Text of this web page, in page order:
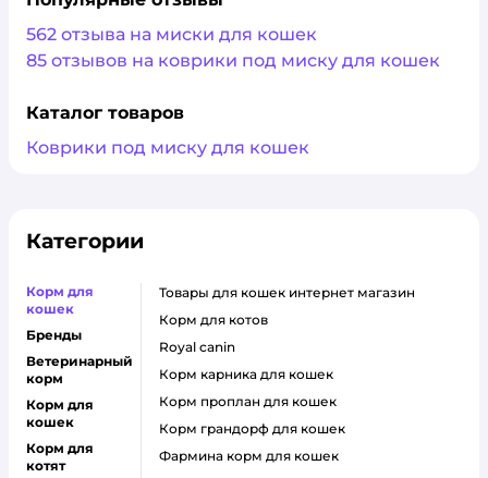
562 отзыва на миски для кошек
85 отзывов на коврики под миску для кошек
Каталог товаров
Коврики под миску для кошек
Категории
Корм для
кошек
Бренды
Ветеринарный
корм
Корм для
кошек
Корм для
котят
товары для кошек интернет магазин
корм для котов
royal canin
корм карника для кошек
корм проплан для кошек
корм грандорф для кошек
фармина корм для кошек